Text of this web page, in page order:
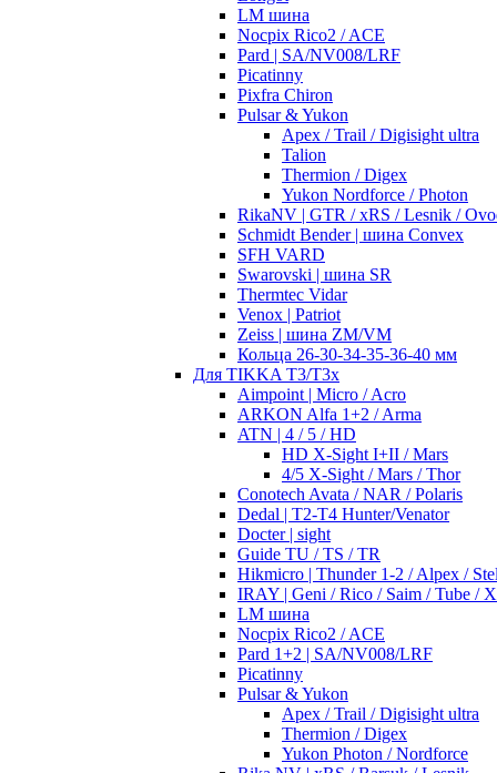
LM шина
Nocpix Rico2 / ACE
Pard | SA/NV008/LRF
Picatinny
Pixfra Chiron
Pulsar & Yukon
Apex / Trail / Digisight ultra
Talion
Thermion / Digex
Yukon Nordforce / Photon
RikaNV | GTR / xRS / Lesnik /
Schmidt Bender | шина Convex
SFH VARD
Swarovski | шина SR
Thermtec Vidar
Venox | Patriot
Zeiss | шина ZM/VM
Кольца 26-30-34-35-36-40 мм
Для TIKKA T3/T3x
Aimpoint | Micro / Acro
ARKON Alfa 1+2 / Arma
ATN | 4 / 5 / HD
HD X-Sight I+II / Mars
4/5 X-Sight / Mars / Thor
Conotech Avata / NAR / Polaris
Dedal | T2-T4 Hunter/Venator
Docter | sight
Guide TU / TS / TR
Hikmicro | Thunder 1-2 / Alpex /
IRAY | Geni / Rico / Saim / Tube /
LM шина
Nocpix Rico2 / ACE
Pard 1+2 | SA/NV008/LRF
Picatinny
Pulsar & Yukon
Apex / Trail / Digisight ultra
Thermion / Digex
Yukon Photon / Nordforce